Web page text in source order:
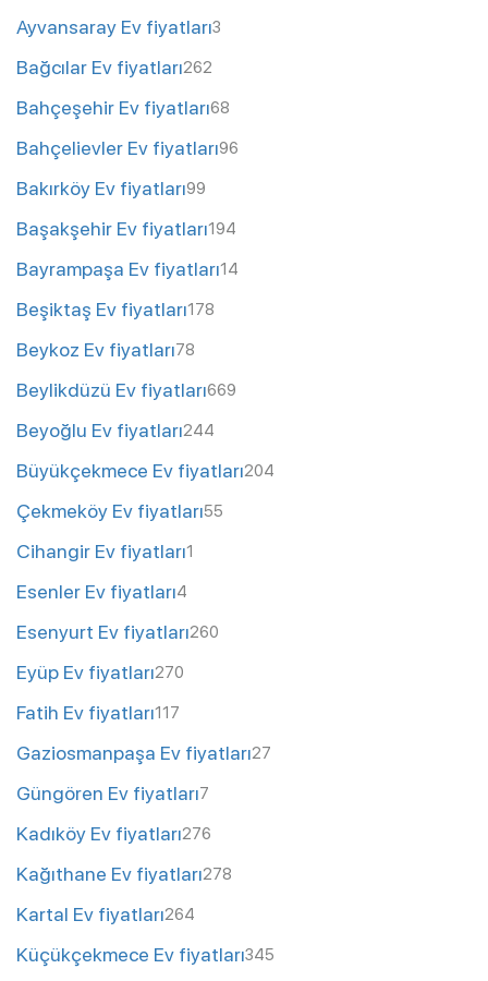
Ayvansaray Ev fiyatları3
Bağcılar Ev fiyatları262
Bahçeşehir Ev fiyatları68
Bahçelievler Ev fiyatları96
Bakırköy Ev fiyatları99
Başakşehir Ev fiyatları194
Bayrampaşa Ev fiyatları14
Beşiktaş Ev fiyatları178
Beykoz Ev fiyatları78
Beylikdüzü Ev fiyatları669
Beyoğlu Ev fiyatları244
Büyükçekmece Ev fiyatları204
Çekmeköy Ev fiyatları55
Cihangir Ev fiyatları1
Esenler Ev fiyatları4
Esenyurt Ev fiyatları260
Eyüp Ev fiyatları270
Fatih Ev fiyatları117
Gaziosmanpaşa Ev fiyatları27
Güngören Ev fiyatları7
Kadıköy Ev fiyatları276
Kağıthane Ev fiyatları278
Kartal Ev fiyatları264
Küçükçekmece Ev fiyatları345